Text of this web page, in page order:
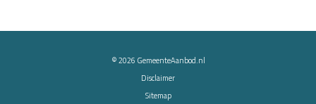
© 2026 GemeenteAanbod.nl
Disclaimer
Sitemap